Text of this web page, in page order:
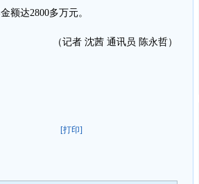
额达2800多万元。
（记者 沈茜 通讯员 陈永哲）
[打印]